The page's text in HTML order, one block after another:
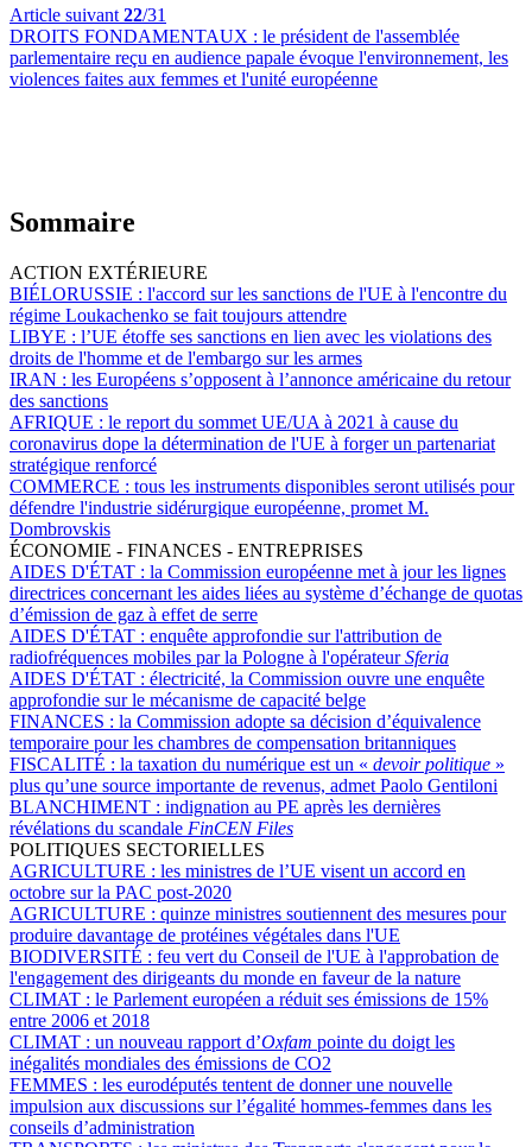
Article suivant 22/31
DROITS FONDAMENTAUX : le président de l'assemblée
parlementaire reçu en audience papale évoque l'environnement, les
violences faites aux femmes et l'unité européenne
Sommaire
ACTION EXTÉRIEURE
BIÉLORUSSIE : l'accord sur les sanctions de l'UE à l'encontre du
régime Loukachenko se fait toujours attendre
LIBYE : l’UE étoffe ses sanctions en lien avec les violations des
droits de l'homme et de l'embargo sur les armes
IRAN : les Européens s’opposent à l’annonce américaine du retour
des sanctions
AFRIQUE : le report du sommet UE/UA à 2021 à cause du
coronavirus dope la détermination de l'UE à forger un partenariat
stratégique renforcé
COMMERCE : tous les instruments disponibles seront utilisés pour
défendre l'industrie sidérurgique européenne, promet M.
Dombrovskis
ÉCONOMIE - FINANCES - ENTREPRISES
AIDES D'ÉTAT : la Commission européenne met à jour les lignes
directrices concernant les aides liées au système d’échange de quotas
d’émission de gaz à effet de serre
AIDES D'ÉTAT : enquête approfondie sur l'attribution de
radiofréquences mobiles par la Pologne à l'opérateurSferia
AIDES D'ÉTAT : électricité, la Commission ouvre une enquête
approfondie sur le mécanisme de capacité belge
FINANCES : la Commission adopte sa décision d’équivalence
temporaire pour les chambres de compensation britanniques
FISCALITÉ : la taxation du numérique est un « devoir politique »
plus qu’une source importante de revenus, admet Paolo Gentiloni
BLANCHIMENT : indignation au PE après les dernières
révélations du scandale FinCEN Files
POLITIQUES SECTORIELLES
AGRICULTURE : les ministres de l’UE visent un accord en
octobre sur la PAC post-2020
AGRICULTURE : quinze ministres soutiennent des mesures pour
produire davantage de protéines végétales dans l'UE
BIODIVERSITÉ : feu vert du Conseil de l'UE à l'approbation de
l'engagement des dirigeants du monde en faveur de la nature
CLIMAT : le Parlement européen a réduit ses émissions de 15%
entre 2006 et 2018
CLIMAT : un nouveau rapport d’Oxfam pointe du doigt les
inégalités mondiales des émissions de CO2
FEMMES : les eurodéputés tentent de donner une nouvelle
impulsion aux discussions sur l’égalité hommes-femmes dans les
conseils d’administration